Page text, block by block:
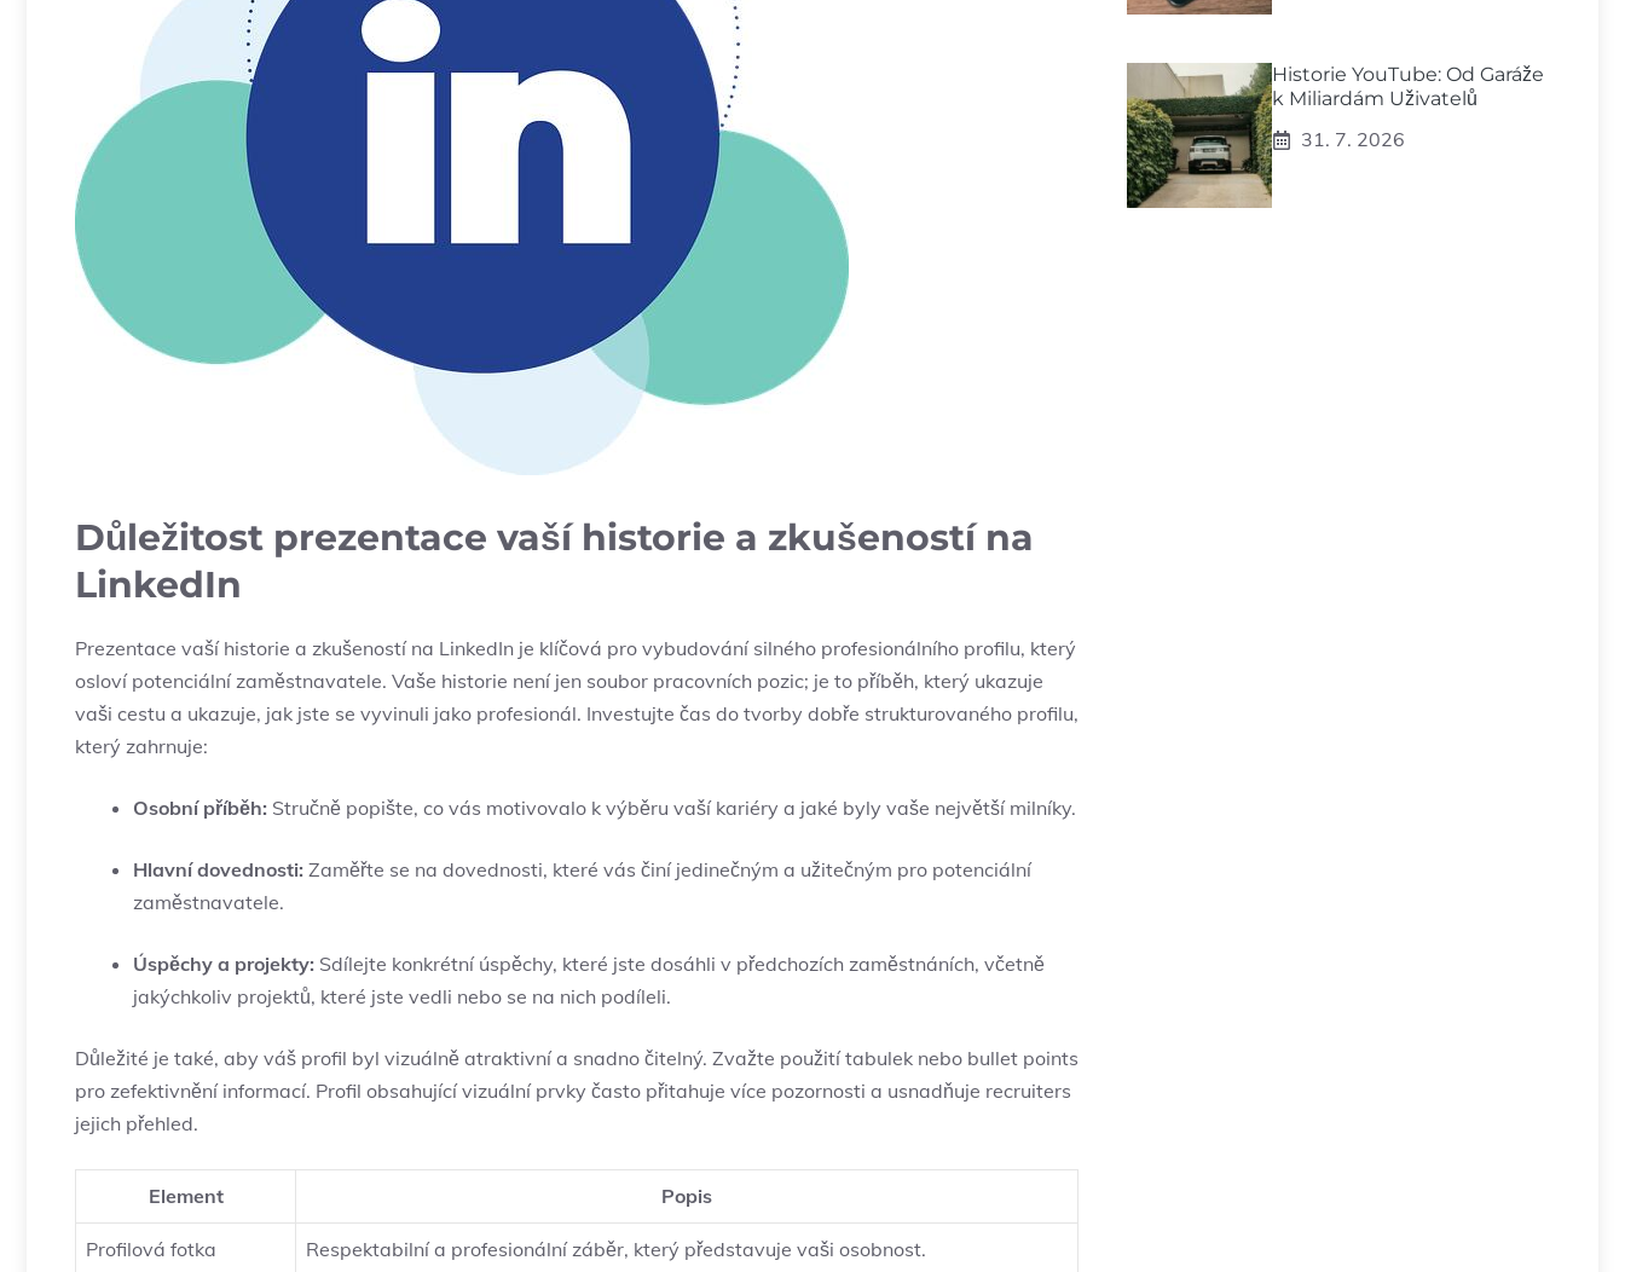
Důležitost prezentace vaší historie a zkušeností na
LinkedIn
Prezentace vaší historie a zkušeností na LinkedIn je klíčová pro vybudování silného profesionálního profilu, který
osloví potenciální zaměstnavatele. Vaše historie není jen soubor pracovních pozic; je to příběh, který ukazuje
vaši cestu a ukazuje, jak jste se vyvinuli jako profesionál. Investujte čas do tvorby dobře strukturovaného profilu,
který zahrnuje:
Osobní příběh: Stručně popište, co vás motivovalo k výběru vaší kariéry a jaké byly vaše největší milníky.
Hlavní dovednosti: Zaměřte se na dovednosti, které vás činí jedinečným a užitečným pro potenciální
zaměstnavatele.
Úspěchy a projekty: Sdílejte konkrétní úspěchy, které jste dosáhli v předchozích zaměstnáních, včetně
jakýchkoliv projektů, které jste vedli nebo se na nich podíleli.
Důležité je také, aby váš profil byl vizuálně atraktivní a snadno čitelný. Zvažte použití tabulek nebo bullet points
pro zefektivnění informací. Profil obsahující vizuální prvky často přitahuje více pozornosti a usnadňuje recruiters
jejich přehled.
Element Popis
Profilová fotka Respektabilní a profesionální záběr, který představuje vaši osobnost.
Historie YouTube: Od Garáže
k Miliardám Uživatelů
31. 7. 2026